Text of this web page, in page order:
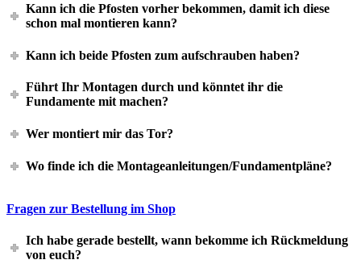
Kann ich die Pfosten vorher bekommen, damit ich diese
schon mal montieren kann?
Kann ich beide Pfosten zum aufschrauben haben?
Führt Ihr Montagen durch und könntet ihr die
Fundamente mit machen?
Wer montiert mir das Tor?
Wo finde ich die Montageanleitungen/Fundamentpläne?
Fragen zur Bestellung im Shop
Ich habe gerade bestellt, wann bekomme ich Rückmeldung
von euch?